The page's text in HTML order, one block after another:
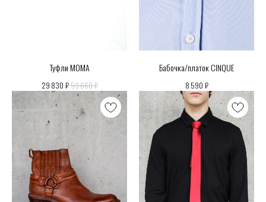
Туфли MOMA
29 830 ₽59 660₽
Бабочка/платок CINQUE
8 590 ₽